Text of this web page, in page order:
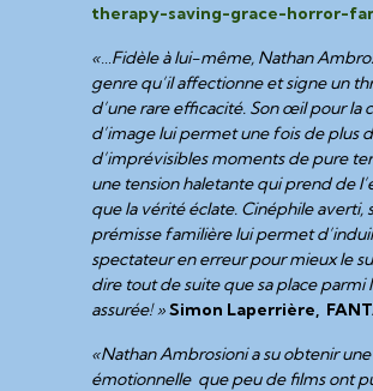
therapy-saving-grace-horror-
«…Fidèle à lui-même, Nathan
genre qu’il affectionne et signe un
d’une rare efficacité. Son œil pour la
d’image lui permet une fois de plus
d’imprévisibles moments de pure
une tension haletante qui prend de
que la vérité éclate. Cinéphile averti,
prémisse familière lui permet
spectateur en erreur pour mieux le
dire tout de suite que sa place parmi
assurée! »Simon Laperrière,
«Nathan Ambrosioni a su obtenir
émotionnelle que peu de films ont